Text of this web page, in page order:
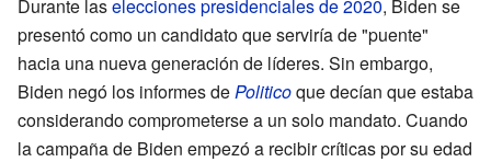
Durante laselecciones presidenciales de 2020, Biden se
presentó como un candidato que serviría de "puente"
hacia una nueva generación de líderes. Sin embargo,
Biden negó los informes de Politicoque decían que estaba
considerando comprometerse a un solo mandato. Cuando
la campaña de Biden empezó a recibir críticas por su edad